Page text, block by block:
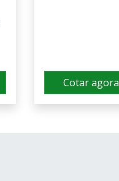
Cotar agora